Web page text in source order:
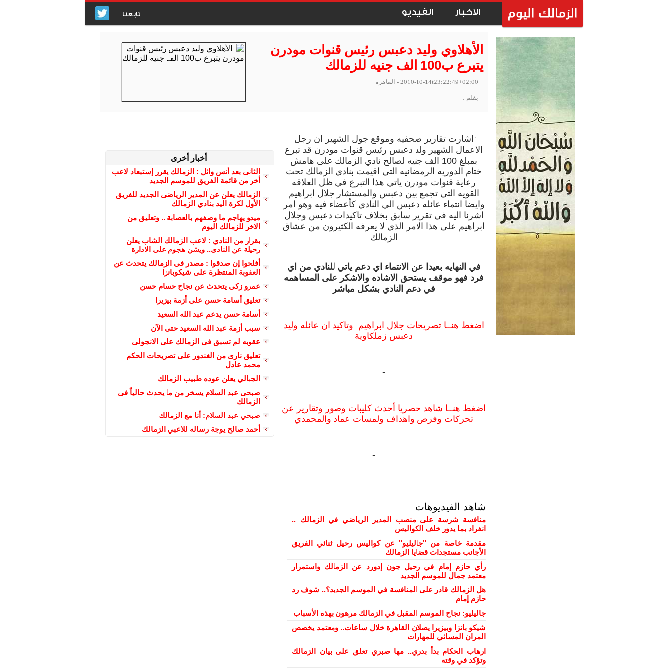
الاخبار الفيديو تابعنا
الأهلاوي وليد دعبس رئيس قنوات مودرن
يتبرع ب100 الف جنيه للزمالك
2010-10-14t23:22:49+02:00 - القاهرة
بقلم :
أخبار أخرى
الثانى بعد أنس وائل : الزمالك يقرر إستبعاد لاعب
أخر من قائمة الفريق للموسم الجديد
الزمالك يعلن عن المدير الرياضى الجديد للفريق
الأول لكرة اليد بنادي الزمالك
ميدو يهاجم ما وصفهم بالعصابة .. وتعليق من
الاخر للزمالك اليوم
بقرار من النادي : لاعب الزمالك الشاب يعلن
رحيلة عن النادى.. ويشن هجوم على الادارة
أفلحوا إن صدقوا : مصدر فى الزمالك يتحدث عن
العقوبة المنتظرة على شيكوبانزا
عمرو زكى يتحدث عن نجاح حسام حسن
تعليق أسامة حسن على أزمة بيزيرا
أسامة حسن يدعم عبد الله السعيد
سبب أزمة عبد الله السعيد حتى الآن
عقوبه لم تسبق فى الزمالك على الانجولى
تعليق نارى من الغندور على تصريحات الحكم
محمد عادل
الجبالي يعلن عوده طبيب الزمالك
صبحى عبد السلام يسخر من ما يحدث حالياً فى
الزمالك
صبحي عبد السلام: أنا مع الزمالك
أحمد صالح يوجة رساله للاعبي الزمالك
اشارت تقارير صحفيه وموقع جول الشهير ان رجل
الاعمال الشهير ولد دعبس رئيس قنوات مودرن قد تبرع
بمبلغ 100 الف جنيه لصالح نادي الزمالك على هامش
ختام الدوريه الرمضانيه التي اقيمت بنادي الزمالك تحت
رعاية قنوات مودرن ياتي هذا التبرع في ظل العلاقه
القويه التي تجمع بين دعبس والمستشار جلال ابراهيم
وايضا انتماء عائله دعبس الي النادي كأعضاء فيه وهو امر
اشرنا اليه في تقرير سابق بخلاف تاكيدات دعبس وجلال
ابراهيم على هذا الامر الذي لا يعرفه الكثيرون من عشاق
الزمالك
في النهايه بعيدا عن الانتماء اي دعم ياتي للنادي من اي
فرد فهو موقف يستحق الاشاده والاشكر على المساهمه
في دعم النادي بشكل مباشر
اضغط هنــا تصريحات جلال ابراهيم وتاكيد ان عائله وليد
دعبس زملكاوية
-
اضغط هنــا شاهد حصريا أحدث كليبات وصور وتقارير عن
تحركات وفرص واهداف ولمسات عماد والمحمدي
-
شاهد الفيديوهات
منافسة شرسة على منصب المدير الرياضي في الزمالك ..
انفراد بما يدور خلف الكواليس
مقدمة خاصة من "جاليليو" عن كواليس رحيل ثنائي الفريق
الأجانب مستجدات قضايا الزمالك
رأي حازم إمام في رحيل جون إدورد عن الزمالك واستمرار
معتمد جمال للموسم الجديد
هل الزمالك قادر على المنافسة في الموسم الجديد؟.. شوف رد
حازم إمام
جاليليو: نجاح الموسم المقبل في الزمالك مرهون بهذه الأسباب
شيكو بانزا وبيزيرا يصلان القاهرة خلال ساعات.. ومعتمد يخصص
المران المسائي للمهارات
ارهاب الحكام بدأ بدري.. مها صبري تعلق على بيان الزمالك
وتؤكد في وقته